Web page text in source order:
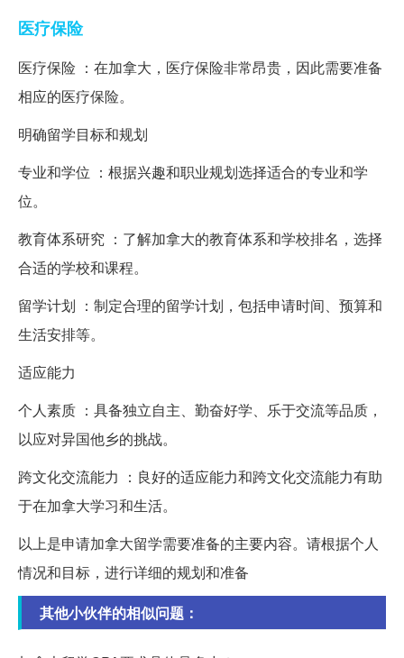
医疗保险
医疗保险 ：在加拿大，医疗保险非常昂贵，因此需要准备
相应的医疗保险。
明确留学目标和规划
专业和学位 ：根据兴趣和职业规划选择适合的专业和学
位。
教育体系研究 ：了解加拿大的教育体系和学校排名，选择
合适的学校和课程。
留学计划 ：制定合理的留学计划，包括申请时间、预算和
生活安排等。
适应能力
个人素质 ：具备独立自主、勤奋好学、乐于交流等品质，
以应对异国他乡的挑战。
跨文化交流能力 ：良好的适应能力和跨文化交流能力有助
于在加拿大学习和生活。
以上是申请加拿大留学需要准备的主要内容。请根据个人
情况和目标，进行详细的规划和准备
其他小伙伴的相似问题：